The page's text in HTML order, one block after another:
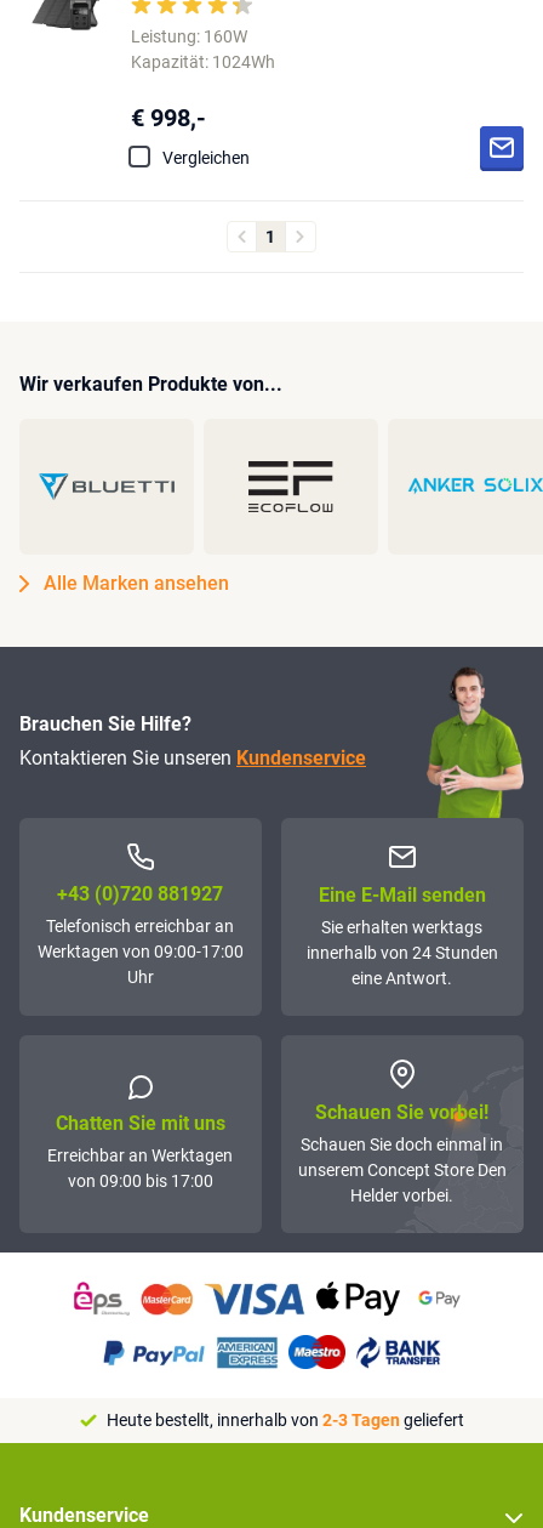
Leistung: 160W
Kapazität: 1024Wh
€ 998,-
Vergleichen
1
Wir verkaufen Produkte von...
Alle Marken ansehen
Brauchen Sie Hilfe?
Kontaktieren Sie unseren Kundenservice
+43 (0)72­0 881927
Telefonisch erreichbar an
Werktagen von 09:00-17:00
Uhr
Eine E-Mail senden
Sie erhalten werktags
innerhalb von 24 Stunden
eine Antwort.
Chatten Sie mit uns
Erreichbar an Werktagen
von 09:00 bis 17:00
Schauen Sie vorbei!
Schauen Sie doch einmal in
unserem Concept Store Den
Helder vorbei.
Heute bestellt, innerhalb von 2-3 Tagengeliefert
Kundenservice